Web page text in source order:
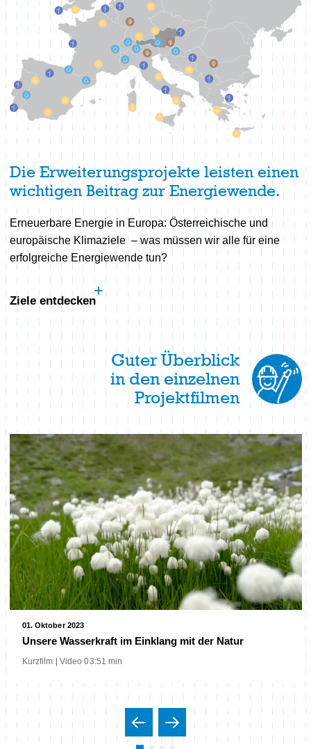
Die Erweiterungsprojekte leisten einen
wichtigen Beitrag zur Energiewende.
Erneuerbare Energie in Europa: Österreichische und
europäische Klimaziele – was müssen wir alle für eine
erfolgreiche Energiewende tun?
Ziele entdecken
Guter Überblick
in den einzelnen
Projektfilmen
01. Oktober 2023
Unsere Wasserkraft im Einklang mit der Natur
Kurzfilm | Video 03:51 min